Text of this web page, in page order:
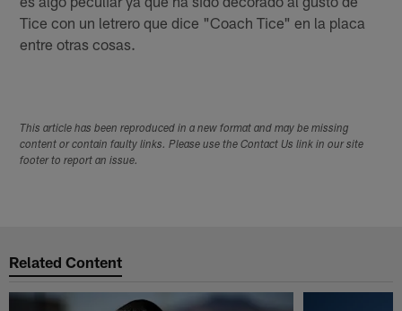
Tice con un letrero que dice "Coach Tice" en la placa
entre otras cosas.
This article has been reproduced in a new format and may be missing
content or contain faulty links. Please use the Contact Us link in our site
footer to report an issue.
Related Content